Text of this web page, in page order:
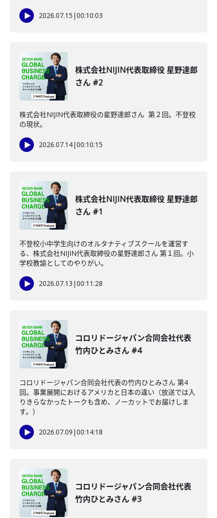
2026.07.15 |00:10:03
株式会社NIJIN代表取締役 星野達郎
さん #2
株式会社NIJIN代表取締役の星野達郎さん 第２回。不登校
の現状。
2026.07.14|00:10:15
株式会社NIJIN代表取締役 星野達郎
さん #1
不登校小中学生向けのオルタナティブスクールを運営す
る、株式会社NIJIN代表取締役の星野達郎さん 第１回。小
学校教諭としてのやりがい。
2026.07.13 |00:11:28
コロリドージャパン合同会社代表
竹内ひとみさん #4
コロリドージャパン合同会社代表の竹内ひとみさん 第4
回。事業展開におけるアメリカと日本の違い（放送では入
りきらなかったトークも含め、ノーカットでお届けしま
す。）
2026.07.09 |00:14:18
コロリドージャパン合同会社代表
竹内ひとみさん #3